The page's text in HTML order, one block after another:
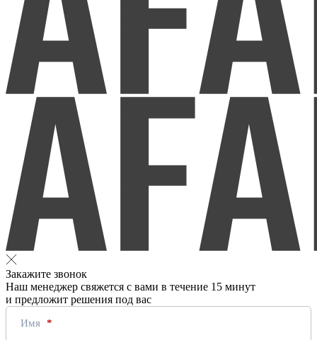
Закажите звонок
Наш менеджер свяжется с вами в течение 15 минут
и предложит решения под вас
Имя